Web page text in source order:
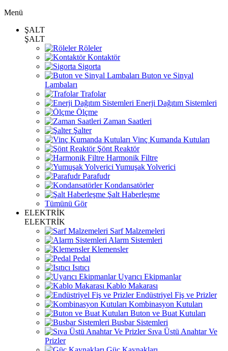
Menü
ŞALT
ŞALT
Röleler
Kontaktör
Sigorta
Buton ve Sinyal
Lambaları
Trafolar
Enerji Dağıtım Sistemleri
Ölçme
Zaman Saatleri
Şalter
Vinç Kumanda Kutuları
Şönt Reaktör
Harmonik Filtre
Yumuşak Yolverici
Parafudr
Kondansatörler
Şalt Haberleşme
Tümünü Gör
ELEKTRİK
ELEKTRİK
Sarf Malzemeleri
Alarm Sistemleri
Klemensler
Pedal
Isıtıcı
Uyarıcı Ekipmanlar
Kablo Makarası
Endüstriyel Fiş ve Prizler
Kombinasyon Kutuları
Buton ve Buat Kutuları
Busbar Sistemleri
Sıva Üstü Anahtar Ve
Prizler